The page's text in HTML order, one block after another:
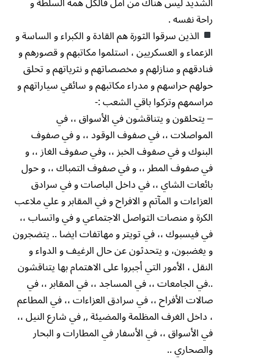
راحة نفسه .
الذين سرقوا الثورة هم القادة و الكبراء و الساسة و
الزعماء و العسكريين ، استلموا مكاتبهم و قصورهم و
فنادقهم و منازلهم و مخصصاتهم و نثرياتهم و تحلق
حولهم حراسهم و مدراء مكاتبهم و سائقي سياراتهم و
مراسمهم وتركوا باقي الشعب :-
– يتحلقون و يتناقشون في الأسواق ،، في
المواصلات ،، في صفوف الوقود ،، و في صفوف
البنوك و في صفوف الخبز ،، وفي صفوف الغاز ،، و
في صفوف المطر ،، و في صفوف التمباك ،، و حول
بائعات الشاي ،، في داخل الباصات و في سرادق
العزاءات و المآتم و الافراح و في المقابر و علي ملاعب
الكرة و منصات التواصل الاجتماعي و في واتساب ،،
في فيسبوك ،، في تويتر و مهاتفات ايضا .. يتضجرون
و يغضبون، و يتحدثون عن حال الرغيف و الدواء و
النقل ، الأمور التي أجبروا على الاهتمام بها يتناقشون
..في الجامعات ،، في المساجد ،، في المقابر ،، في
صالات الأفراح ،، في سرادق العزاءات ،، في المطاعم
، داخل الغرف المظلمة والمضيئة ,, في شارع النيل ،،
في الأسواق ،، في الأسفار في المطارات و البحار
والصحاري ..